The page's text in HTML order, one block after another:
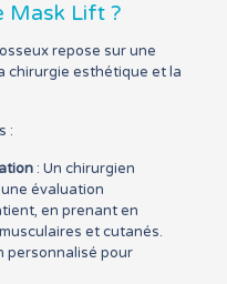
Mask Lift ?
repose sur une
chirurgie esthétique et la
:
: Un chirurgien
évaluation
en prenant en
et cutanés.
personnalisé pour